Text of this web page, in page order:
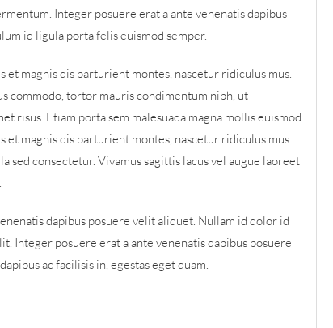
Integer posuere erat a ante venenatis dapibus
id ligula porta felis euismod semper.
et magnis dis parturient montes, nascetur ridiculus mus.
commodo, tortor mauris condimentum nibh, ut
risus. Etiam porta sem malesuada magna mollis euismod.
et magnis dis parturient montes, nascetur ridiculus mus.
sed consectetur. Vivamus sagittis lacus vel augue laoreet
dapibus posuere velit aliquet. Nullam id dolor id
Integer posuere erat a ante venenatis dapibus posuere
ac facilisis in, egestas eget quam.